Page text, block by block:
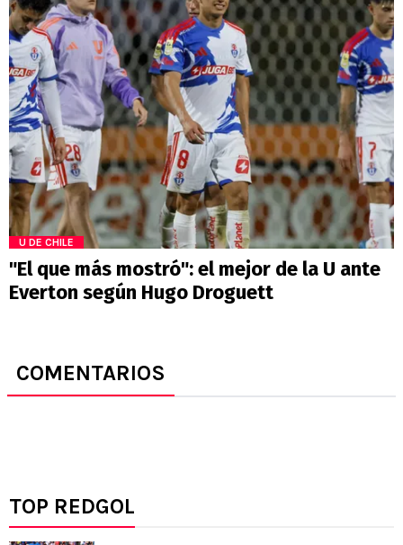
U DE CHILE
"El que más mostró": el mejor de la U ante
Everton según Hugo Droguett
COMENTARIOS
TOP REDGOL